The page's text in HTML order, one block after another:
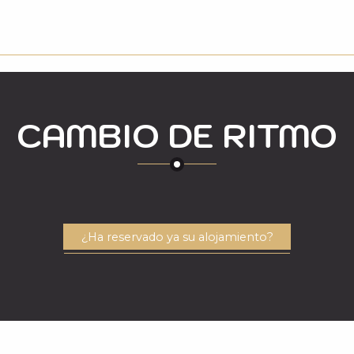
CAMBIO DE RITMO
BICICLETA DE
¿Ha reservado ya su alojamiento?